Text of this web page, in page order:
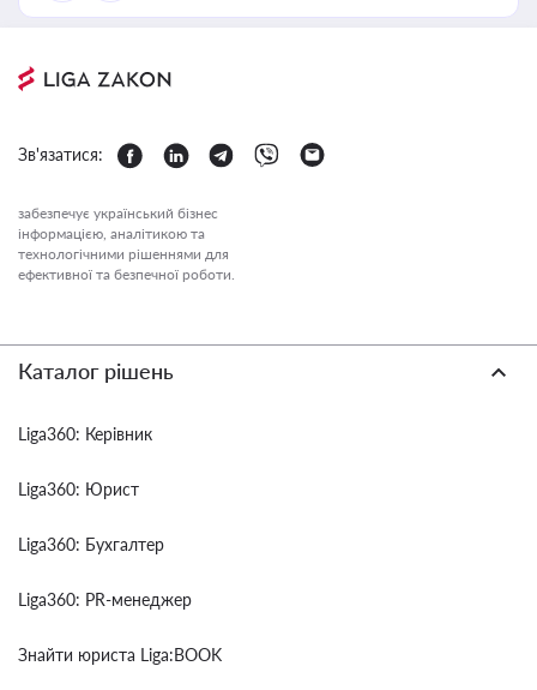
Зв'язатися:
забезпечує український бізнес
інформацією, аналітикою та
технологічними рішеннями для
ефективної та безпечної роботи.
Каталог рішень
Liga360: Керівник
Liga360: Юрист
Liga360: Бухгалтер
Liga360: PR-менеджер
Знайти юриста Liga:BOOK